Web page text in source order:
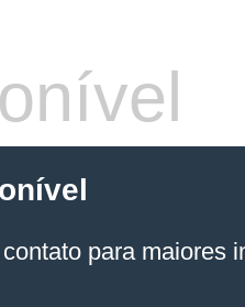
para maiores